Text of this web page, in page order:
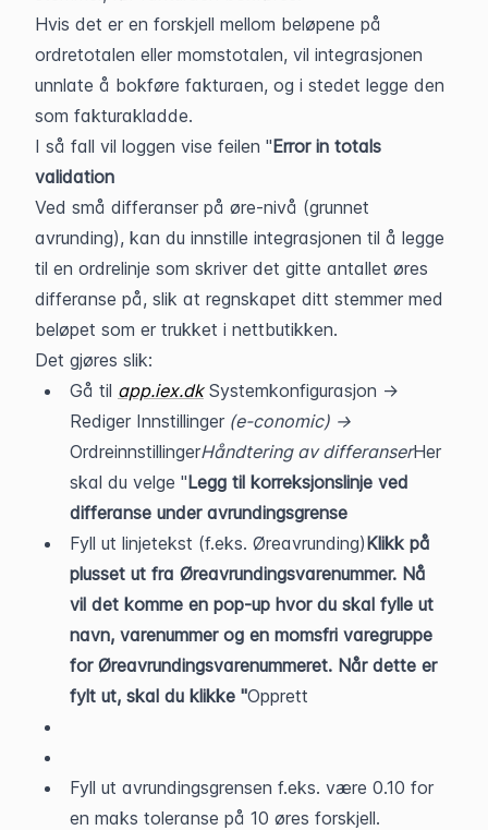
Hvis det er en forskjell mellom beløpene på
ordretotalen eller momstotalen, vil integrasjonen
unnlate å bokføre fakturaen, og i stedet legge den
som fakturakladde.
I så fall vil loggen vise feilen "Error in totals
validation
Ved små differanser på øre-nivå (grunnet
avrunding), kan du innstille integrasjonen til å legge
til en ordrelinje som skriver det gitte antallet øres
differanse på, slik at regnskapet ditt stemmer med
beløpet som er trukket i nettbutikken.
Det gjøres slik:
Gå til app.iex.dk Systemkonfigurasjon ->
Rediger Innstillinger
OrdreinnstillingerHåndtering av differanserHer
skal du velge "Legg til korreksjonslinje ved
differanse under avrundingsgrense
Fyll ut linjetekst (f.eks. Øreavrunding) Klikk på
plusset ut fra Øreavrundingsvarenummer. Nå
vil det komme en pop-up hvor du skal fylle ut
navn, varenummer og en momsfri varegruppe
for Øreavrundingsvarenummeret. Når dette er
fylt ut, skal du klikke "Opprett
Fyll ut avrundingsgrensen f.eks. være 0.10 for
en maks toleranse på 10 øres forskjell.